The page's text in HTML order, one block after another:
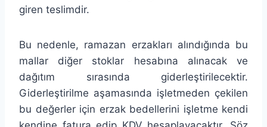
giren teslimdir.
Bu nedenle, ramazan erzakları alındığında bu
mallar diğer stoklar hesabına alınacak ve
dağıtım sırasında giderleştirilecektir.
Giderleştirilme aşamasında işletmeden çekilen
bu değerler için erzak bedellerini işletme kendi